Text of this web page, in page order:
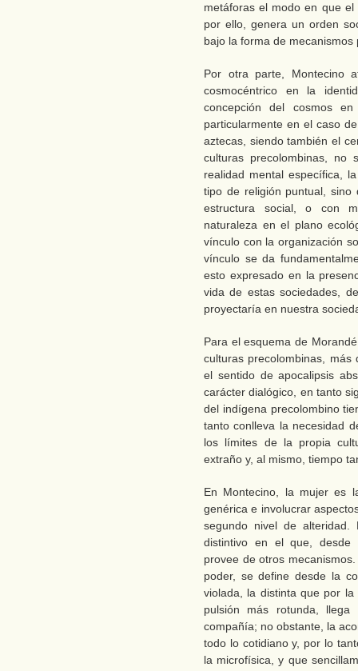
metáforas el modo en que
por ello, genera un orden
bajo la forma de mecanismos
Por otra parte, Montecino
cosmocéntrico en la
concepción del cosmos
particularmente en el caso
aztecas, siendo también el
culturas precolombinas, no
realidad mental específica,
tipo de religión puntual,
estructura social, o con
naturaleza en el plano
vínculo con la organización
vínculo se da
esto expresado en la
vida de estas sociedades,
proyectaría en nuestra
Para el esquema de
culturas precolombinas,
el sentido de apocalipsis
carácter dialógico, en tanto
del indígena precolombino
tanto conlleva la necesidad
los límites de la propia
extraño y, al mismo, tiempo
En Montecino, la mujer es
genérica e involucrar
segundo nivel de
distintivo en el que, desde
provee de otros
poder, se define desde la
violada, la distinta que por
pulsión más rotunda,
compañía; no obstante, la
todo lo cotidiano y, por lo
la microfísica, y que